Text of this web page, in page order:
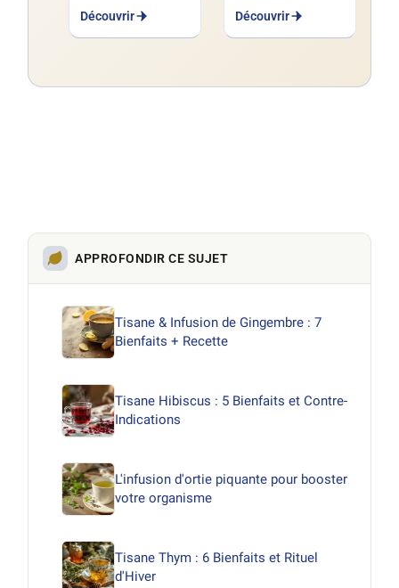
Découvrir
Découvrir
APPROFONDIR CE SUJET
Tisane & Infusion de Gingembre : 7
Bienfaits + Recette
Tisane Hibiscus : 5 Bienfaits et Contre-
Indications
L'infusion d'ortie piquante pour booster
votre organisme
Tisane Thym : 6 Bienfaits et Rituel
d'Hiver